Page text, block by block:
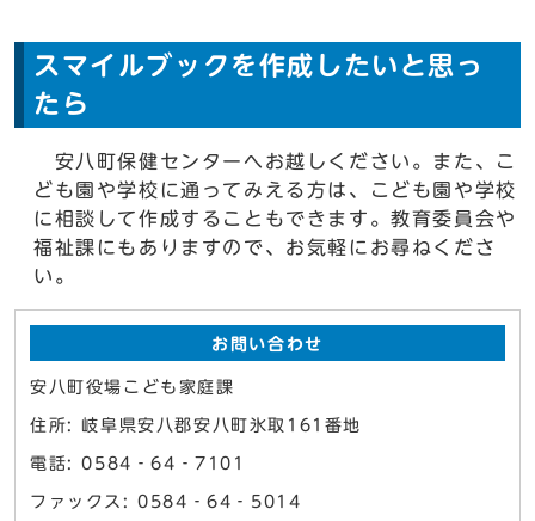
スマイルブックを作成したいと思っ
たら
安八町保健センターへお越しください。また、こ
ども園や学校に通ってみえる方は、こども園や学校
に相談して作成することもできます。教育委員会や
福祉課にもありますので、お気軽にお尋ねくださ
い。
お問い合わせ
安八町役場こども家庭課
住所: 岐阜県安八郡安八町氷取161番地
電話: 0584‐64‐7101
ファックス: 0584‐64‐5014